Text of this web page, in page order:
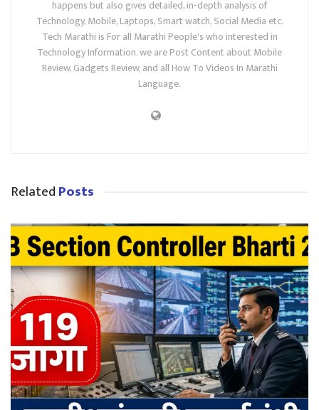
happens but also gives detailed, in-depth analysis of
Technology, Mobile, Laptops, Smart watch, Social Media etc.
Tech Marathi is For all Marathi People's who interested in
Technology Information. we are Post Content about Mobile
Review, Gadgets Review, and all How To Videos In Marathi
Language.
RelatedPosts